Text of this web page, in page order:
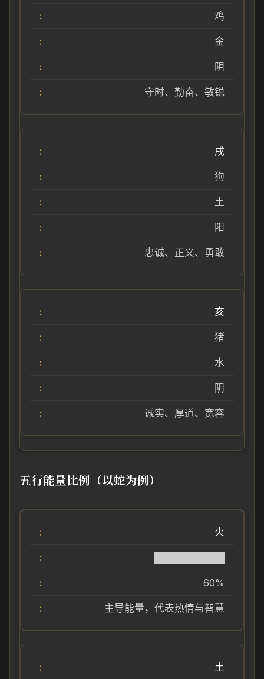
鸡
金
阴
守时、勤奋、敏锐
戌
狗
土
阳
忠诚、正义、勇敢
亥
猪
水
阴
诚实、厚道、宽容
五行能量比例（以蛇为例）
火
60%
主导能量，代表热情与智慧
土